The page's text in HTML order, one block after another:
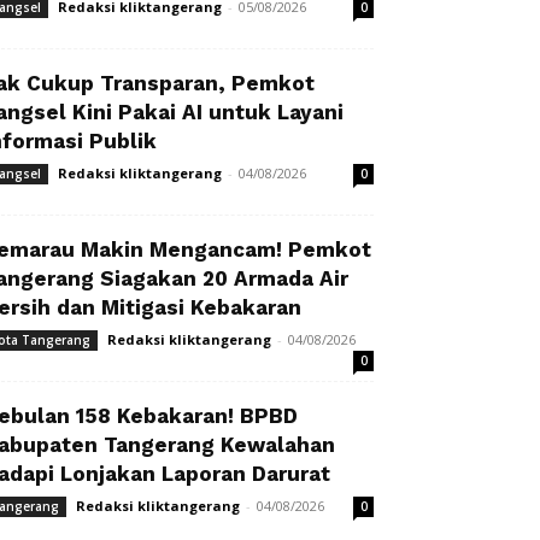
Redaksi kliktangerang - 05/08/2026 0
Cukup Transparan, Pemkot
Kini Pakai AI untuk Layani
Publik
Redaksi kliktangerang - 04/08/2026 0
Makin Mengancam! Pemkot
Siagakan 20 Armada Air
dan Mitigasi Kebakaran
Tangerang Redaksi kliktangerang - 04/08/2026
0
158 Kebakaran! BPBD
Tangerang Kewalahan
Lonjakan Laporan Darurat
Redaksi kliktangerang - 04/08/2026 0